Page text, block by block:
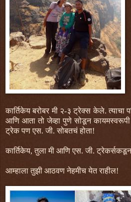
कार्तिकेय बरोबर मी २-३ ट्रेक्स केले. त्याचा
आणि आता तो जेव्हा पुणे सोडून कायमस्वरूपी
ट्रेक पण एस. जी. सोबतचं होता!
कार्तिकेय, तुला मी आणि एस. जी.
आम्हाला तुझी आठवण नेहमीच येत राहील!